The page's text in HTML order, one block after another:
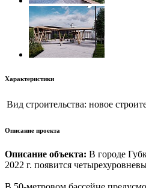
Характеристики
Вид строительства: новое
Описание проекта
Описание объекта: В городе
2022 г. появится